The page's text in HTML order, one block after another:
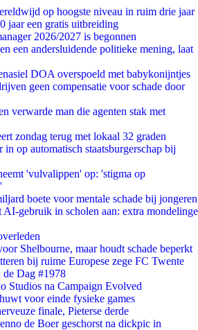
op hoogste niveau in ruim drie jaar
jaar een gratis uitbreiding
2026/2027 is begonnen
een andersluidende politieke mening, laat
DOA overspoeld met babykonijntjes
geen compensatie voor schade door
verwarde man die agenten stak met
zondag terug met lokaal 32 graden
op automatisch staatsburgerschap bij
'vulvalippen' op: 'stigma op
boete voor mentale schade bij jongeren
AI-gebruik in scholen aan: extra mondelinge
Shelbourne, maar houdt schade beperkt
bij ruime Europese zege FC Twente
de Dag #1978
Studios na Campaign Evolved
voor einde fysieke games
finale, Pieterse derde
de Boer geschorst na dickpic in